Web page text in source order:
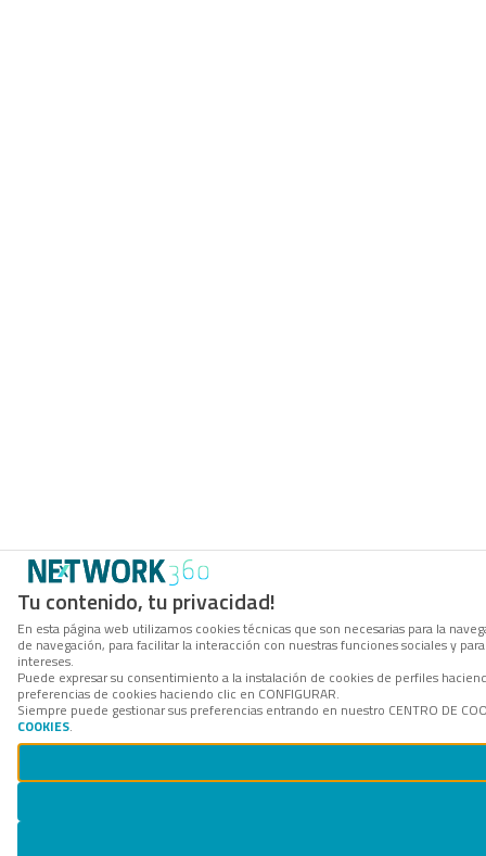
Tu contenido, tu privacidad!
En esta página web utilizamos cookies técnicas que son necesarias para la
de navegación, para facilitar la interacción con nuestras funciones sociales y
intereses.
Puede expresar su consentimiento a la instalación de cookies de perfiles
preferencias de cookies haciendo clic en CONFIGURAR.
Siempre puede gestionar sus preferencias entrando en nuestro CENTRO DE
COOKIES.